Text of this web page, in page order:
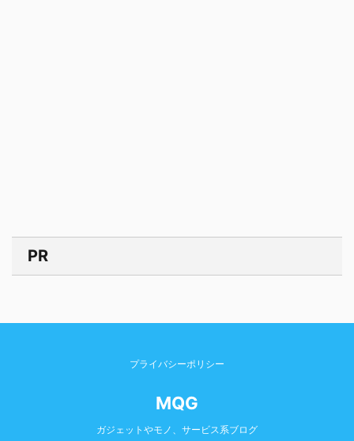
PR
プライバシーポリシー
MQG
ガジェットやモノ、サービス系ブログ